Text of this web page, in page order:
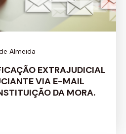
Almeida
EXTRAJUDICIAL
VIA E-MAIL
DA MORA.